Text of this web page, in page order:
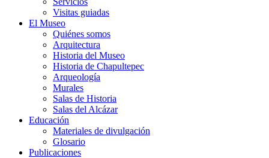
Visitas guiadas
El Museo
Quiénes somos
Arquitectura
Historia del Museo
Historia de Chapultepec
Arqueología
Murales
Salas de Historia
Salas del Alcázar
Educación
Materiales de divulgación
Glosario
Publicaciones